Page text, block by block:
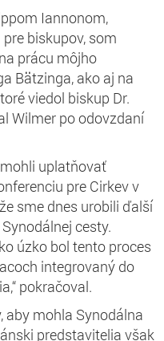
Iannonom,
biskupov, som
prácu môjho
Bätzinga, ako aj na
viedol biskup Dr.
Wilmer po odovzdaní
uplatňovať
pre Cirkev v
sme dnes urobili ďalší
cesty.
úzko bol tento proces
integrovaný do
pokračoval.
mohla Synodálna
predstavitelia však